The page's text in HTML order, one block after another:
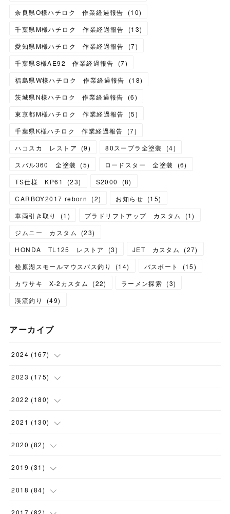
奈良県O様ハチロク 作業経過報告
(10)
千葉県M様ハチロク 作業経過報告
(13)
愛知県M様ハチロク 作業経過報告
(7)
千葉県S様AE92 作業経過報告
(7)
福島県W様ハチロク 作業経過報告
(18)
茨城県N様ハチロク 作業経過報告
(6)
東京都M様ハチロク 作業経過報告
(5)
千葉県K様ハチロク 作業経過報告
(7)
ハコスカ レストア
(9) 80スープラ全塗装 (4)
スバル360 全塗装
(5) ロードスター 全塗装 (6)
TS仕様 KP61
(23) S2000 (8)
CARBOY2017 reborn
(2) お知らせ (15)
車両引き取り
(1 ) プラドリフトアップ カスタム (1)
ジムニー カスタム
(23)
HONDA TL125 レストア
(3) JET カスタム (27)
桧原湖スモールマウスバス釣り
(14) バスボート (15)
カワサキ X-2カスタム
(22) ラーメン探索 (3)
渓流釣り
(49)
アーカイブ
2024 (167)
(11)
(24)
(23)
( 23
2023 (175)
(12)
(18)
(16
( 15
2022 (180)
(17)
(15
(23
( 14
2021 (130)
(10
(4 )
( 16
( 11
2020 (82)
(21
(8 )
(8)
2019 (31 )
(1)
(3)
2018 (84)
(7)
2017 (82)